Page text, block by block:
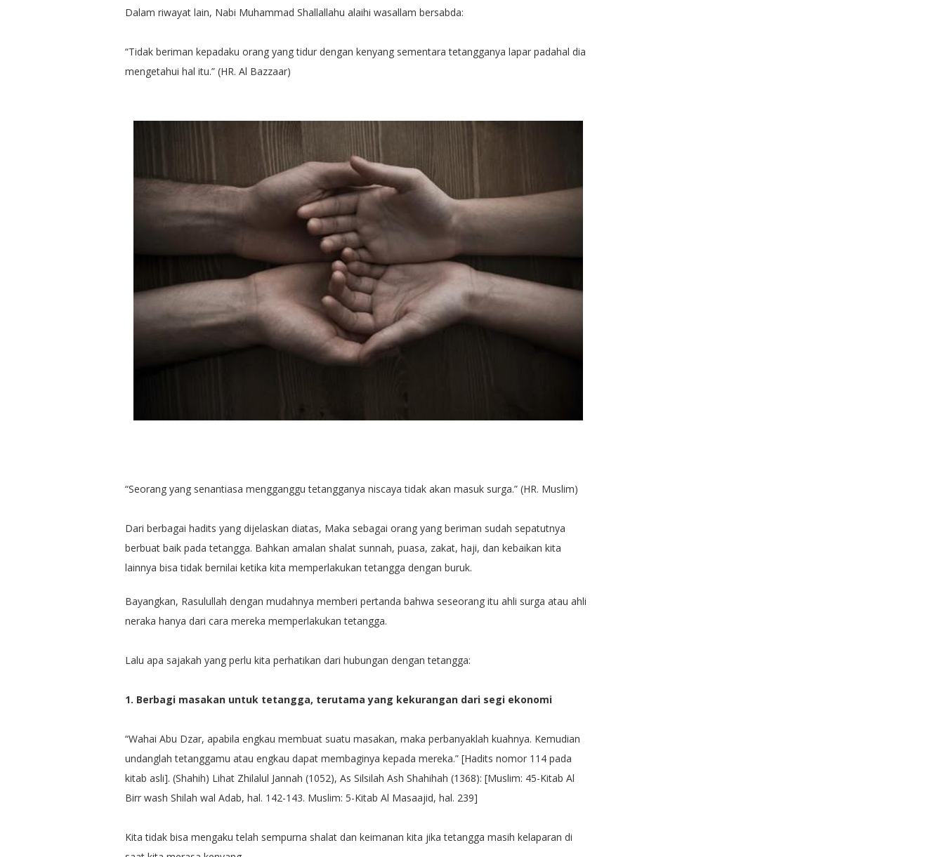
Dalam riwayat lain, Nabi Muhammad Shallallahu alaihi wasallam bersabda:
“Tidak beriman kepadaku orang yang tidur dengan kenyang sementara tetangganya lapar padahal dia
mengetahui hal itu.” (HR. Al Bazzaar)
“Seorang yang senantiasa mengganggu tetangganya niscaya tidak akan masuk surga.” (HR. Muslim)
Dari berbagai hadits yang dijelaskan diatas, Maka sebagai orang yang beriman sudah sepatutnya
berbuat baik pada tetangga. Bahkan amalan shalat sunnah, puasa, zakat, haji, dan kebaikan kita
lainnya bisa tidak bernilai ketika kita memperlakukan tetangga dengan buruk.
Bayangkan, Rasulullah dengan mudahnya memberi pertanda bahwa seseorang itu ahli surga atau ahli
neraka hanya dari cara mereka memperlakukan tetangga.
Lalu apa sajakah yang perlu kita perhatikan dari hubungan dengan tetangga:
1. Berbagi masakan untuk tetangga, terutama yang kekurangan dari segi ekonomi
“Wahai Abu Dzar, apabila engkau membuat suatu masakan, maka perbanyaklah kuahnya. Kemudian
undanglah tetanggamu atau engkau dapat membaginya kepada mereka.” [Hadits nomor 114 pada
kitab asli]. (Shahih) Lihat Zhilalul Jannah (1052), As Silsilah Ash Shahihah (1368): [Muslim: 45-Kitab Al
Birr wash Shilah wal Adab, hal. 142-143. Muslim: 5-Kitab Al Masaajid, hal. 239]
Kita tidak bisa mengaku telah sempurna shalat dan keimanan kita jika tetangga masih kelaparan di